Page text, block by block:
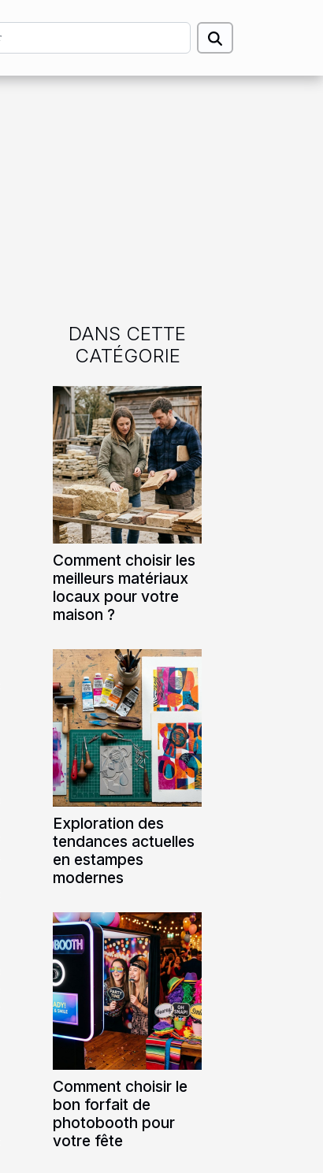
DANS CETTE
CATÉGORIE
Comment choisir les
meilleurs matériaux
locaux pour votre
maison ?
Exploration des
tendances actuelles
en estampes
modernes
Comment choisir le
bon forfait de
photobooth pour
votre fête